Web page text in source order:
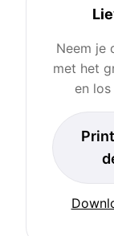
Neem je
met het
en